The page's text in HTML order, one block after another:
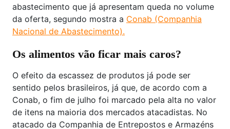
abastecimento que já apresentam queda no volume
da oferta, segundo mostra a Conab (Companhia
Nacional de Abastecimento).
Os alimentos vão ficar mais caros?
O efeito da escassez de produtos já pode ser
sentido pelos brasileiros, já que, de acordo com a
Conab, o fim de julho foi marcado pela alta no valor
de itens na maioria dos mercados atacadistas. No
atacado da Companhia de Entrepostos e Armazéns